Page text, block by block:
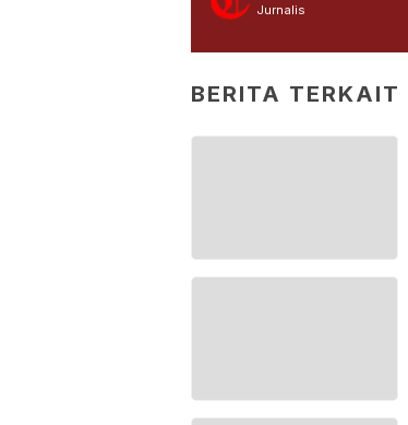
Jurnalis
BERITA TERKAIT